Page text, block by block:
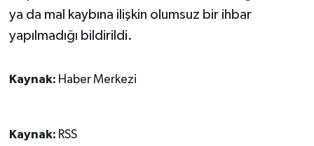
ya da mal kaybına ilişkin olumsuz bir ihbar
yapılmadığı bildirildi.
Kaynak: Haber Merkezi
Kaynak: RSS